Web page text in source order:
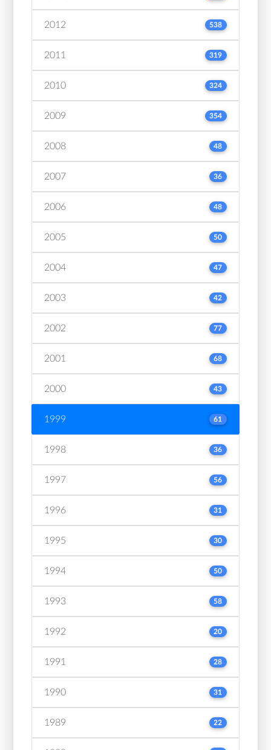
2012 538
2011 319
2010 324
2009 354
2008 48
2007 36
2006 48
2005 50
2004 47
2003 42
2002 77
2001 68
2000 43
1999 61
1998 36
1997 56
1996 31
1995 30
1994 50
1993 58
1992 20
1991 28
1990 31
1989 22